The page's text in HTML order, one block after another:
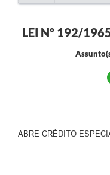
Serviços Online
Multimídia
LEI Nº 192/
ABRE CRÉDITO